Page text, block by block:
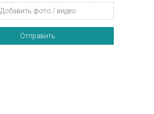
Добавить фото / видео
Отправить